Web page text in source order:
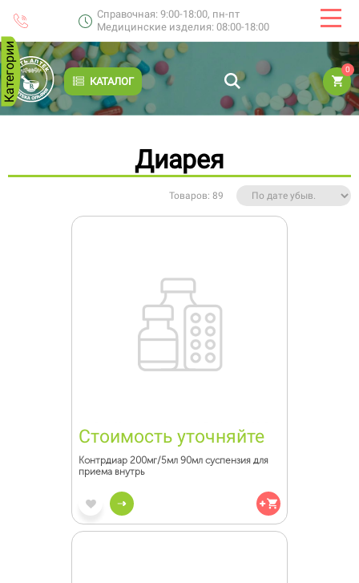
Справочная: 9:00-18:00, пн-пт
Медицинские изделия: 08:00-18:00
КАТАЛОГ
0
Категории
Диарея
Товаров: 89
Стоимость уточняйте
Контрдиар 200мг/5мл 90мл суспензия для
приема внутрь